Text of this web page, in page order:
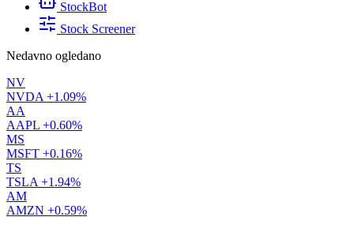
StockBot
Stock Screener
Nedavno ogledano
NV
NVDA +1.09%
AA
AAPL +0.60%
MS
MSFT +0.16%
TS
TSLA +1.94%
AM
AMZN +0.59%